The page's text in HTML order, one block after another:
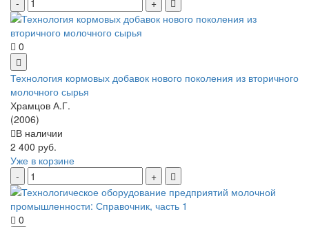
0
Технология кормовых добавок нового поколения из вторичного
молочного сырья
Храмцов А.Г.
(2006)
В наличии
2 400 руб.
Уже в корзине
0